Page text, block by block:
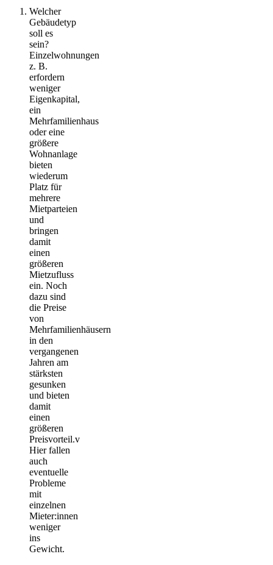
Welcher
Gebäudetyp
soll es
sein?
Einzelwohnungen
z. B.
erfordern
weniger
Eigenkapital,
ein
Mehrfamilienhaus
oder eine
größere
Wohnanlage
bieten
wiederum
Platz für
mehrere
Mietparteien
und
bringen
damit
einen
größeren
Mietzufluss
ein. Noch
dazu sind
die Preise
von
Mehrfamilienhäusern
in den
vergangenen
Jahren am
stärksten
gesunken
und bieten
damit
einen
größeren
Preisvorteil.v
Hier fallen
auch
eventuelle
Probleme
mit
einzelnen
Mieter:innen
weniger
ins
Gewicht.